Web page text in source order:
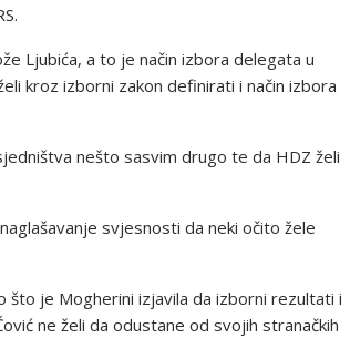
Ljubića, a to je način izbora delegata u
kroz izborni zakon definirati i način izbora
nešto sasvim drugo te da HDZ želi
svjesnosti da neki očito žele
što je Mogherini izjavila da izborni rezultati i
ne želi da odustane od svojih stranačkih